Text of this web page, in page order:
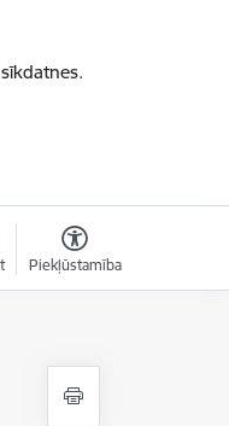
Piekļūstamība